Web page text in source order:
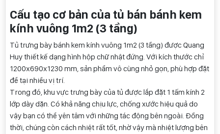
Cấu tạo cơ bản của tủ bán bánh kem
kính vuông 1m2 (3 tầng)
Tủ trưng bày bánh kem kính vuông 1m2 (3 tầng) được Quang
Huy thiết kế dạng hình hộp chữ nhật đứng. Với kích thước chỉ
1200x690x1230 mm, sản phẩm vô cùng nhỏ gọn, phù hợp đặt
để tại nhiều vị trí.
Trong đó, khu vực trưng bày của tủ được lắp đặt 1 tấm kính 2
lớp dày dặn. Có khả năng chịu lực, chống xước hiệu quả do
vậy bạn có thể yên tâm với những tác động bên ngoài. Đồng
thời, chúng còn cách nhiệt rất tốt, nhờ vậy mà nhiệt lượng bên